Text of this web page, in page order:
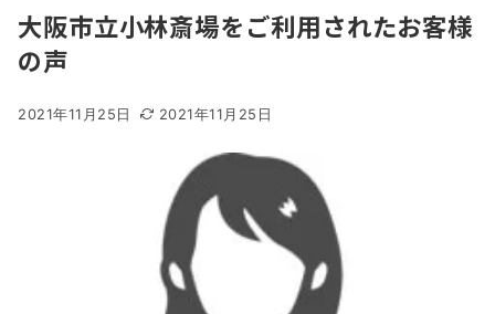
大阪市立小林斎場をご利用されたお客様
の声
2021年11月25日 2021年11月25日